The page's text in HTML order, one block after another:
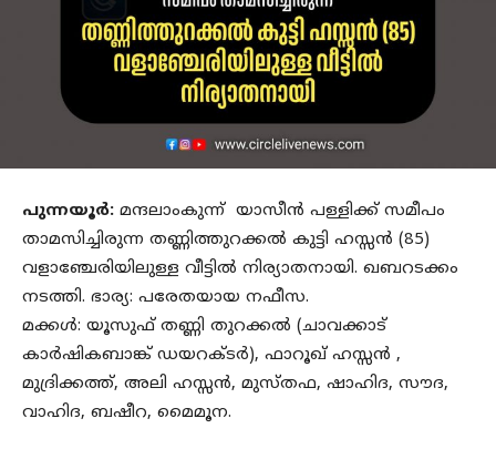
പുന്നയൂർ: മന്ദലാംകുന്ന് യാസീൻ പള്ളിക്ക് സമീപം
താമസിച്ചിരുന്ന തണ്ണിത്തുറക്കൽ കുട്ടി ഹസ്സൻ (85)
വളാഞ്ചേരിയിലുള്ള വീട്ടിൽ നിര്യാതനായി. ഖബറടക്കം
നടത്തി. ഭാര്യ: പരേതയായ നഫീസ.
മക്കൾ: യൂസുഫ് തണ്ണി തുറക്കൽ (ചാവക്കാട്
കാർഷികബാങ്ക് ഡയറക്ടർ), ഫാറൂഖ് ഹസ്സൻ ,
മുദ്രിക്കത്ത്, അലി ഹസ്സൻ, മുസ്തഫ, ഷാഹിദ, സൗദ,
വാഹിദ, ബഷീറ, മൈമൂന.